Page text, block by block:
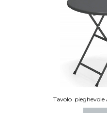
Tavolo